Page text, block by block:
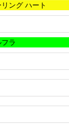
ング ハート
ラ